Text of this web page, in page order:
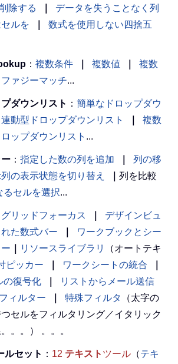
除する
データを失うことなく列
ルを
数式を使用しない四捨五
： 複数条件 複数値
複数
ファジーマッチ...
ダウンリスト ： 簡単なドロップダウ
連動型ドロップダウンリスト
複数
ップダウンリスト ...
： 指定した数の列を追加
列の移
の表示状態を切り替え
列を比較
るセルを選択...
グリッドフォーカス
デザインビュ
た数式バー
ワークブックとシー
リソースライブラリ
（オートテキ
ピッカー ワークシートの統合
の復号化
リストからメール送信
ィルター 特殊フィルタ
（太字の
セルをフィルタリング／イタリック
。。） 。。。
ルセット ： 12 テキスト ツール （テキ